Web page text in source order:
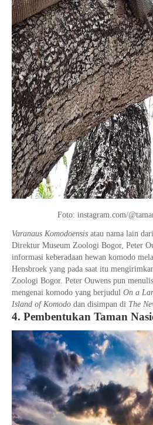
Foto: instagram.com/
Varanaus Komodoensis atau nama lain
Direktur Museum Zoologi Bogor, Peter
informasi keberadaan hewan komodo
Hensbroek yang pada saat itu
Zoologi Bogor. Peter Ouwens pun
mengenai komodo yang berjudul On a
Island of Komodo dan disimpan di The
4. Pembentukan Taman